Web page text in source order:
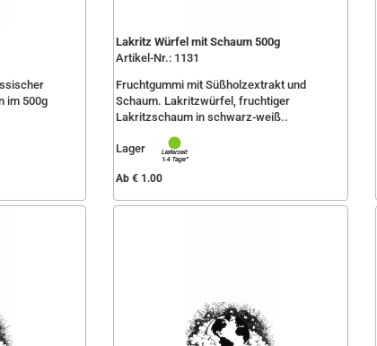
im 500g
Lakritz Würfel mit Schaum 500g
Artikel-Nr.: 1131
Fruchtgummi mit Süßholzextrakt und
Schaum. Lakritzwürfel, fruchtiger
Lakritzschaum in schwarz-weiß..
Lager
Ab € 1.00